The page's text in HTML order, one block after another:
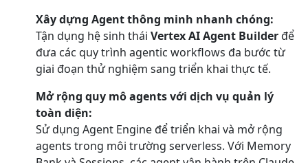
Xây dựng Agent thông minh nhanh chóng:
Tận dụng hệ sinh thái Vertex AI Agent Builderđể
đưa các quy trình agentic workflows đa bước từ
giai đoạn thử nghiệm sang triển khai thực tế.
Mở rộng quy mô agents với dịch vụ quản lý
toàn diện:
Sử dụng Agent Engine để triển khai và mở rộng
agents trong môi trường serverless. Với Memory